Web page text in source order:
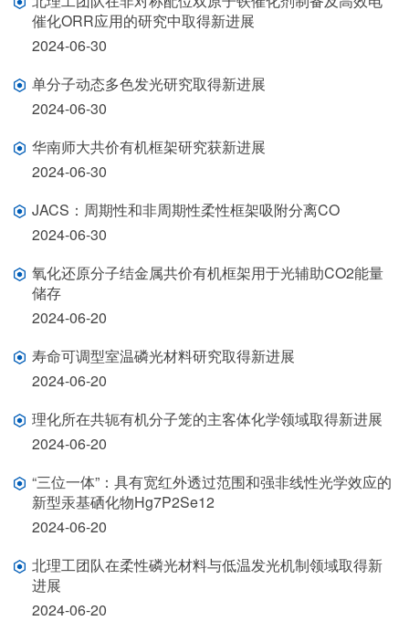
催化ORR应用的研究中取得新进展
2024-06-30
单分子动态多色发光研究取得新进展
2024-06-30
华南师大共价有机框架研究获新进展
2024-06-30
JACS：周期性和非周期性柔性框架吸附分离CO
2024-06-30
氧化还原分子结金属共价有机框架用于光辅助CO2能量
储存
2024-06-20
寿命可调型室温磷光材料研究取得新进展
2024-06-20
理化所在共轭有机分子笼的主客体化学领域取得新进展
2024-06-20
“三位一体”：具有宽红外透过范围和强非线性光学效应的
新型汞基硒化物Hg7P2Se12
2024-06-20
北理工团队在柔性磷光材料与低温发光机制领域取得新
进展
2024-06-20